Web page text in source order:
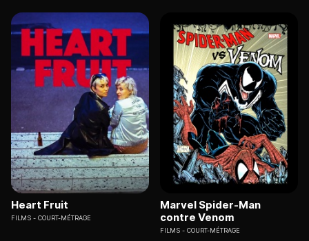
Heart Fruit
FILMS COURT-MÉTRAGE
Marvel Spider-Man
contre Venom
FILMS COURT-MÉTRAGE